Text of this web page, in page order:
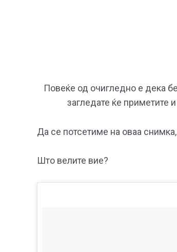
Повеќе од очигледно е дека
загледате ќе приметите
Да се потсетиме на оваа
Што велите вие?